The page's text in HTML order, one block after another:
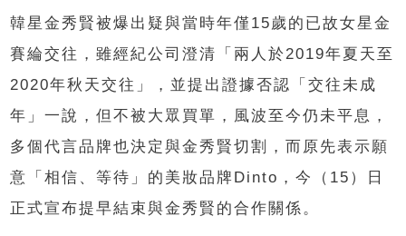
韓星金秀賢被爆出疑與當時年僅15歲的已故女星金
賽綸交往，雖經紀公司澄清「兩人於2019年夏天至
2020年秋天交往」，並提出證據否認「交往未成
年」一說，但不被大眾買單，風波至今仍未平息，
多個代言品牌也決定與金秀賢切割，而原先表示願
意「相信、等待」的美妝品牌Dinto，今（15）日
正式宣布提早結束與金秀賢的合作關係。